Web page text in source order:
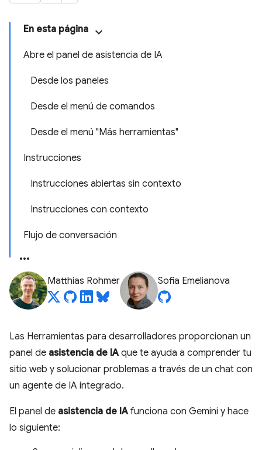
En esta página
Abre el panel de asistencia de IA
Desde los paneles
Desde el menú de comandos
Desde el menú "Más herramientas"
Instrucciones
Instrucciones abiertas sin contexto
Instrucciones con contexto
Flujo de conversación
Matthias Rohmer Sofia Emelianova
Las Herramientas para desarrolladores proporcionan un
panel de asistencia de IA que te ayuda a comprender tu
sitio web y solucionar problemas a través de un chat con
un agente de IA integrado.
El panel de asistencia de IA funciona con Gemini y hace
lo siguiente: